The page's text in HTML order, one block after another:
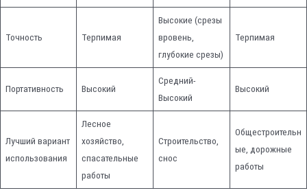
Точность Терпимая
Высокие (срезы
вровень,
глубокие срезы)
Терпимая
Портативность Высокий
Средний-
Высокий
Высокий
Лучший вариант
использования
Лесное
хозяйство,
спасательные
работы
Строительство,
снос
Общестроительн
ые, дорожные
работы